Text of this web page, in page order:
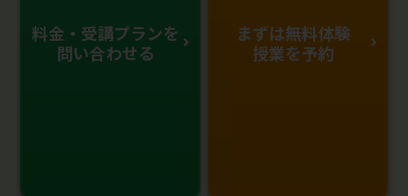
料金・受講プランを
問い合わせる
まずは無料体験
授業を予約